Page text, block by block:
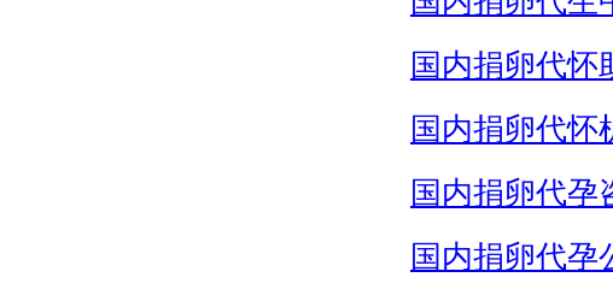
国内捐卵代怀
国内捐卵代怀
国内捐卵代孕
国内捐卵代孕